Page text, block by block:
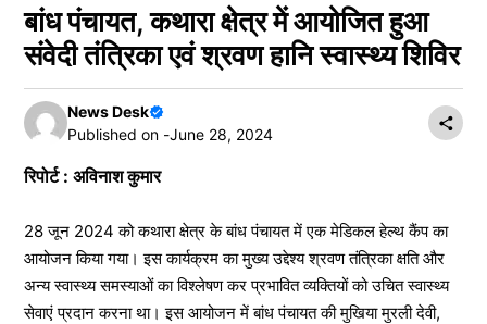
बांध पंचायत, कथारा क्षेत्र में आयोजित हुआ
संवेदी तंत्रिका एवं श्रवण हानि स्वास्थ्य शिविर
News Desk
Published on -June 28, 2024
रिपोर्ट : अविनाश कुमार
28 जून 2024 को कथारा क्षेत्र के बांध पंचायत में एक मेडिकल हेल्थ कैंप का
आयोजन किया गया। इस कार्यक्रम का मुख्य उद्देश्य श्रवण तंत्रिका क्षति और
अन्य स्वास्थ्य समस्याओं का विश्लेषण कर प्रभावित व्यक्तियों को उचित स्वास्थ्य
सेवाएं प्रदान करना था। इस आयोजन में बांध पंचायत की मुखिया मुरली देवी,